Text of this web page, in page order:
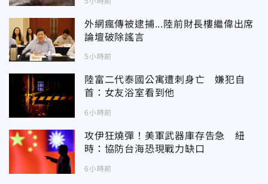
外網瘋傳被逮捕...陸前財長樓繼偉出席
論壇破除謠言
5小時前
陸富二代泰國公寓遭刺身亡 嫌犯自
首：女友浴室看到他
6小時前
攻伊狂燒彈！美軍武器庫存告急 紐
時：協防台海恐現戰力缺口
6小時前